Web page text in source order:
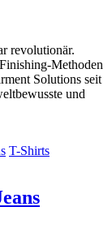
revolutionär.
Methoden
Solutions seit
und
T-Shirts